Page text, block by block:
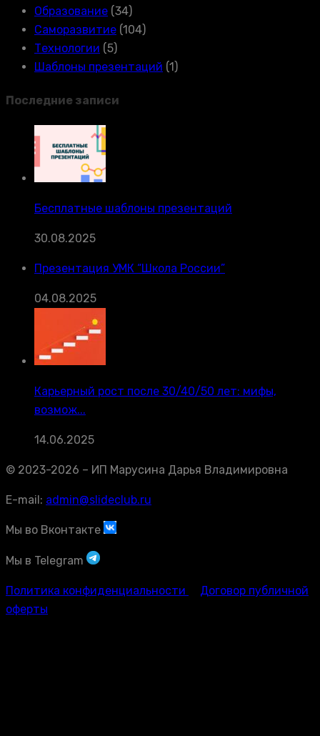
Образование (34)
Саморазвитие (104)
Технологии (5)
Шаблоны презентаций (1)
Последние записи
Бесплатные шаблоны презентаций
30.08.2025
Презентация УМК “Школа России”
04.08.2025
Карьерный рост после 30/40/50 лет: мифы,
возмож...
14.06.2025
© 2023-2026 – ИП Марусина Дарья Владимировна
E-mail: admin@slideclub.ru
Мы во Вконтакте
Мы в Telegram
Политика конфиденциальности
Договор публичной
оферты